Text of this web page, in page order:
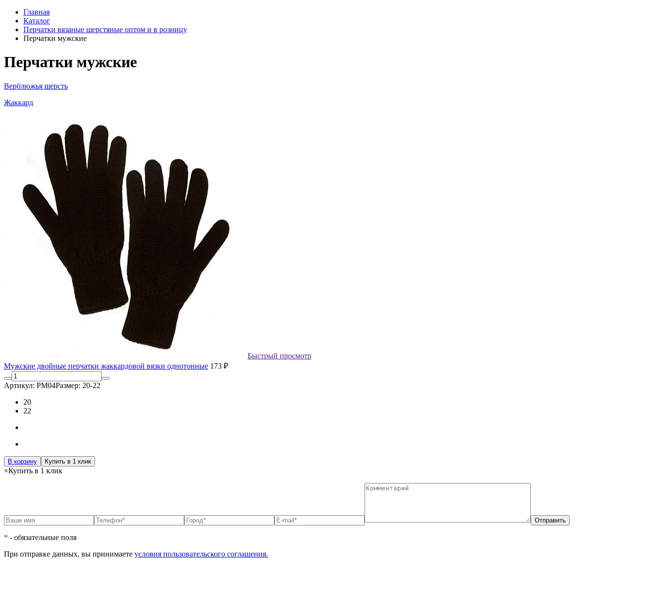
Главная
Каталог
Перчатки вязаные шерстяные оптом и в розницу
Перчатки мужские
Перчатки мужские
Верблюжья шерсть
Жаккард
Быстрый просмотр
Мужские двойные перчатки жаккардовой вязки однотонные 173 ₽
Артикул: РМ04Размер: 20-22
20
22
В корзину Купить в 1 клик
×Купить в 1 клик
* - обязательные поля
При отправке данных, вы принимаете условия пользовательского соглашения.